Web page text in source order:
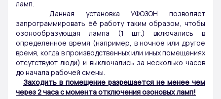
ламп.
Данная установка УФОЗОН позволяет
запрограммировать ёё работу таким образом, чтобы
озонообразующая лампа (1 шт.) включались в
определенное время (например, в ночное или другое
время, когда в производственных или иных помещениях
отсутствуют люди) и выключались за несколько часов
до начала рабочей смены.
Заходить в помещение разрешается не менее чем
через 2 часа с момента отключения озоновых ламп!